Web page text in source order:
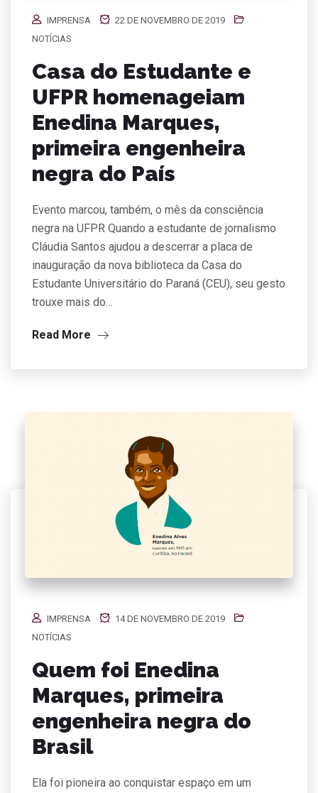
IMPRENSA
22 DE NOVEMBRO DE 2019
NOTÍCIAS
Casa do Estudante e
UFPR homenageiam
Enedina Marques,
primeira engenheira
negra do País
Evento marcou, também, o mês da consciência
negra na UFPR Quando a estudante de jornalismo
Cláudia Santos ajudou a descerrar a placa de
inauguração da nova biblioteca da Casa do
Estudante Universitário do Paraná (CEU), seu gesto
trouxe mais do…
Read More
IMPRENSA
14 DE NOVEMBRO DE 2019
NOTÍCIAS
Quem foi Enedina
Marques, primeira
engenheira negra do
Brasil
Ela foi pioneira ao conquistar espaço em um